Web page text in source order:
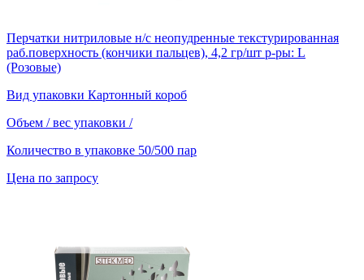
Перчатки нитриловые н/с неопудренные текстурированная
раб.поверхность (кончики пальцев), 4,2 гр/шт р-ры: L
(Розовые)
Вид упаковки Картонный короб
Объем / вес упаковки /
Количество в упаковке 50/500 пар
Цена по запросу